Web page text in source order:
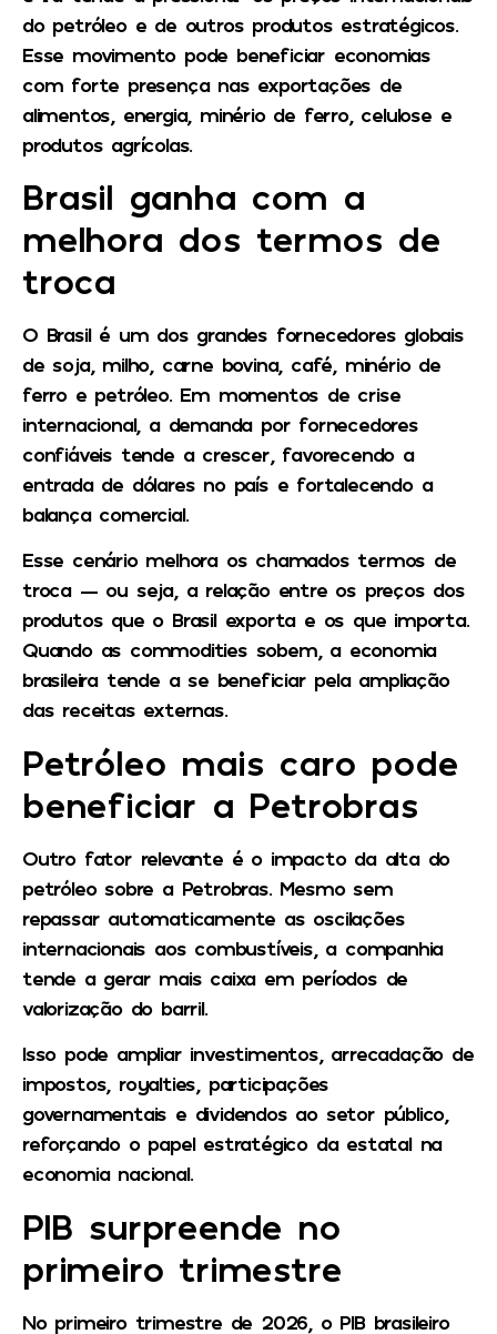
do petróleo e de outros produtos estratégicos.
Esse movimento pode beneficiar economias
com forte presença nas exportações de
alimentos, energia, minério de ferro, celulose e
produtos agrícolas.
Brasil ganha com a
melhora dos termos de
troca
O Brasil é um dos grandes fornecedores globais
de soja, milho, carne bovina, café, minério de
ferro e petróleo. Em momentos de crise
internacional, a demanda por fornecedores
confiáveis tende a crescer, favorecendo a
entrada de dólares no país e fortalecendo a
balança comercial.
Esse cenário melhora os chamados termos de
troca — ou seja, a relação entre os preços dos
produtos que o Brasil exporta e os que importa.
Quando as commodities sobem, a economia
brasileira tende a se beneficiar pela ampliação
das receitas externas.
Petróleo mais caro pode
beneficiar a Petrobras
Outro fator relevante é o impacto da alta do
petróleo sobre a Petrobras. Mesmo sem
repassar automaticamente as oscilações
internacionais aos combustíveis, a companhia
tende a gerar mais caixa em períodos de
valorização do barril.
Isso pode ampliar investimentos, arrecadação de
impostos, royalties, participações
governamentais e dividendos ao setor público,
reforçando o papel estratégico da estatal na
economia nacional.
PIB surpreende no
primeiro trimestre
No primeiro trimestre de 2026, o PIB brasileiro